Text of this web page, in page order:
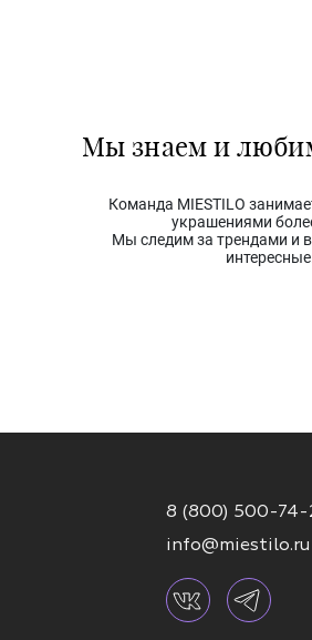
Мы знаем и
Команда MIESTILO
украшениями
Мы следим за трендами и
8 (800) 500-74-
info@miestilo.ru